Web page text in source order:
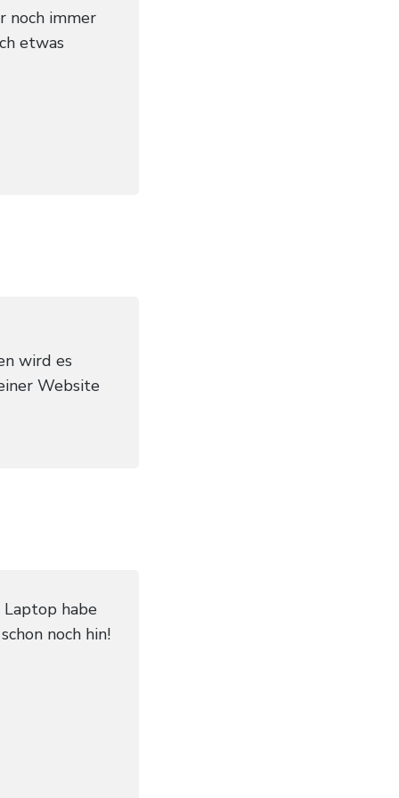
noch immer
etwas
wird es
Website
habe
noch hin!